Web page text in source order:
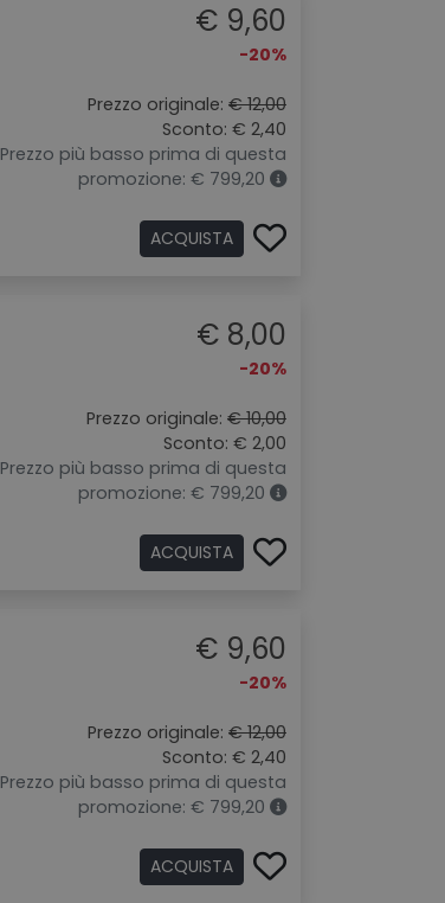
€ 9,60
-20%
Prezzo originale: € 12,00
Sconto: € 2,40
Prezzo più basso prima di questa
promozione: € 799,20
ACQUISTA
€ 8,00
-20%
Prezzo originale: € 10,00
Sconto: € 2,00
Prezzo più basso prima di questa
promozione: € 799,20
ACQUISTA
€ 9,60
-20%
Prezzo originale: € 12,00
Sconto: € 2,40
Prezzo più basso prima di questa
promozione: € 799,20
ACQUISTA